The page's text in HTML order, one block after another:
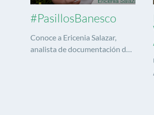
#PasillosBanesco
Conoce a Ericenia Salazar,
analista de documentación de